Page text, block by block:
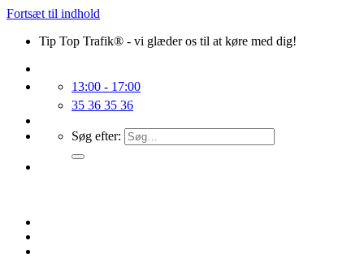
Fortsæt til indhold
Tip Top Trafik® - vi glæder os til at køre med dig!
13:00 - 17:00
35 36 35 36
Søg efter: